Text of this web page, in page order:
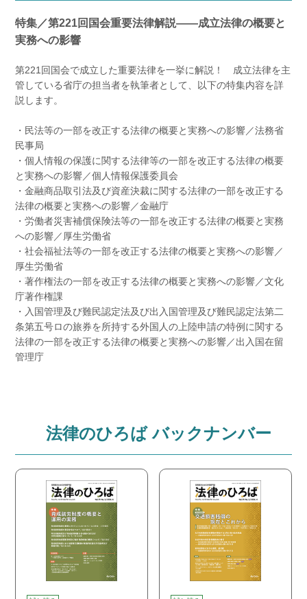
特集／第221回国会重要法律解説――成立法律の概要と
実務への影響
第221回国会で成立した重要法律を一挙に解説！ 成立法律を主
管している省庁の担当者を執筆者として、以下の特集内容を詳
説します。
・民法等の一部を改正する法律の概要と実務への影響／法務省
民事局
・個人情報の保護に関する法律等の一部を改正する法律の概要
と実務への影響／個人情報保護委員会
・金融商品取引法及び資産決裁に関する法律の一部を改正する
法律の概要と実務への影響／金融庁
・労働者災害補償保険法等の一部を改正する法律の概要と実務
への影響／厚生労働省
・社会福祉法等の一部を改正する法律の概要と実務への影響／
厚生労働省
・著作権法の一部を改正する法律の概要と実務への影響／文化
庁著作権課
・入国管理及び難民認定法及び出入国管理及び難民認定法第二
条第五号ロの旅券を所持する外国人の上陸申請の特例に関する
法律の一部を改正する法律の概要と実務への影響／出入国在留
管理庁
法律のひろば バックナンバー